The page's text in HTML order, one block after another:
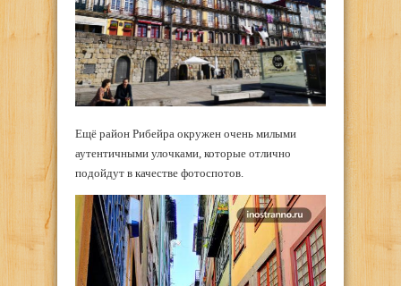
Ещё район Рибейра окружен очень милыми
аутентичными улочками, которые отлично
подойдут в качестве фотоспотов.